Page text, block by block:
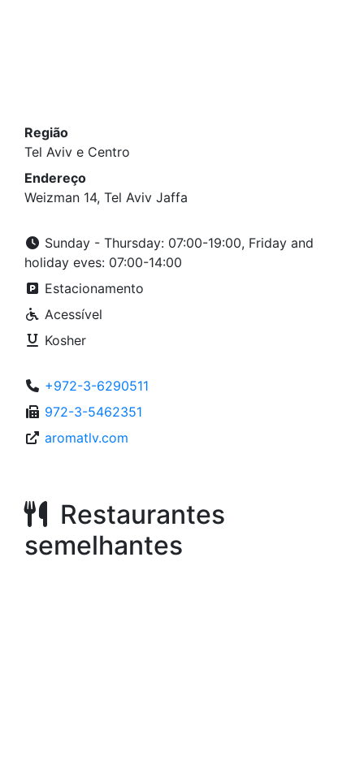
Região
Tel Aviv e Centro
Endereço
Weizman 14, Tel Aviv Jaffa
Sunday - Thursday: 07:00-19:00, Friday and
holiday eves: 07:00-14:00
Estacionamento
Acessível
Kosher
+972-3-6290511
972-3-5462351
aromatlv.com
Restaurantes
semelhantes